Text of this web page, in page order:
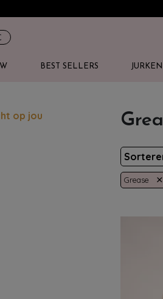
BEST SELLERS JURKEN
op jou
Grease ×